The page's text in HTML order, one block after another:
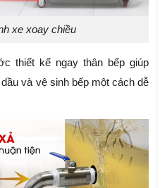
xe xoay chiều
thiết kế ngay thân bếp giúp
và vệ sinh bếp một cách dễ